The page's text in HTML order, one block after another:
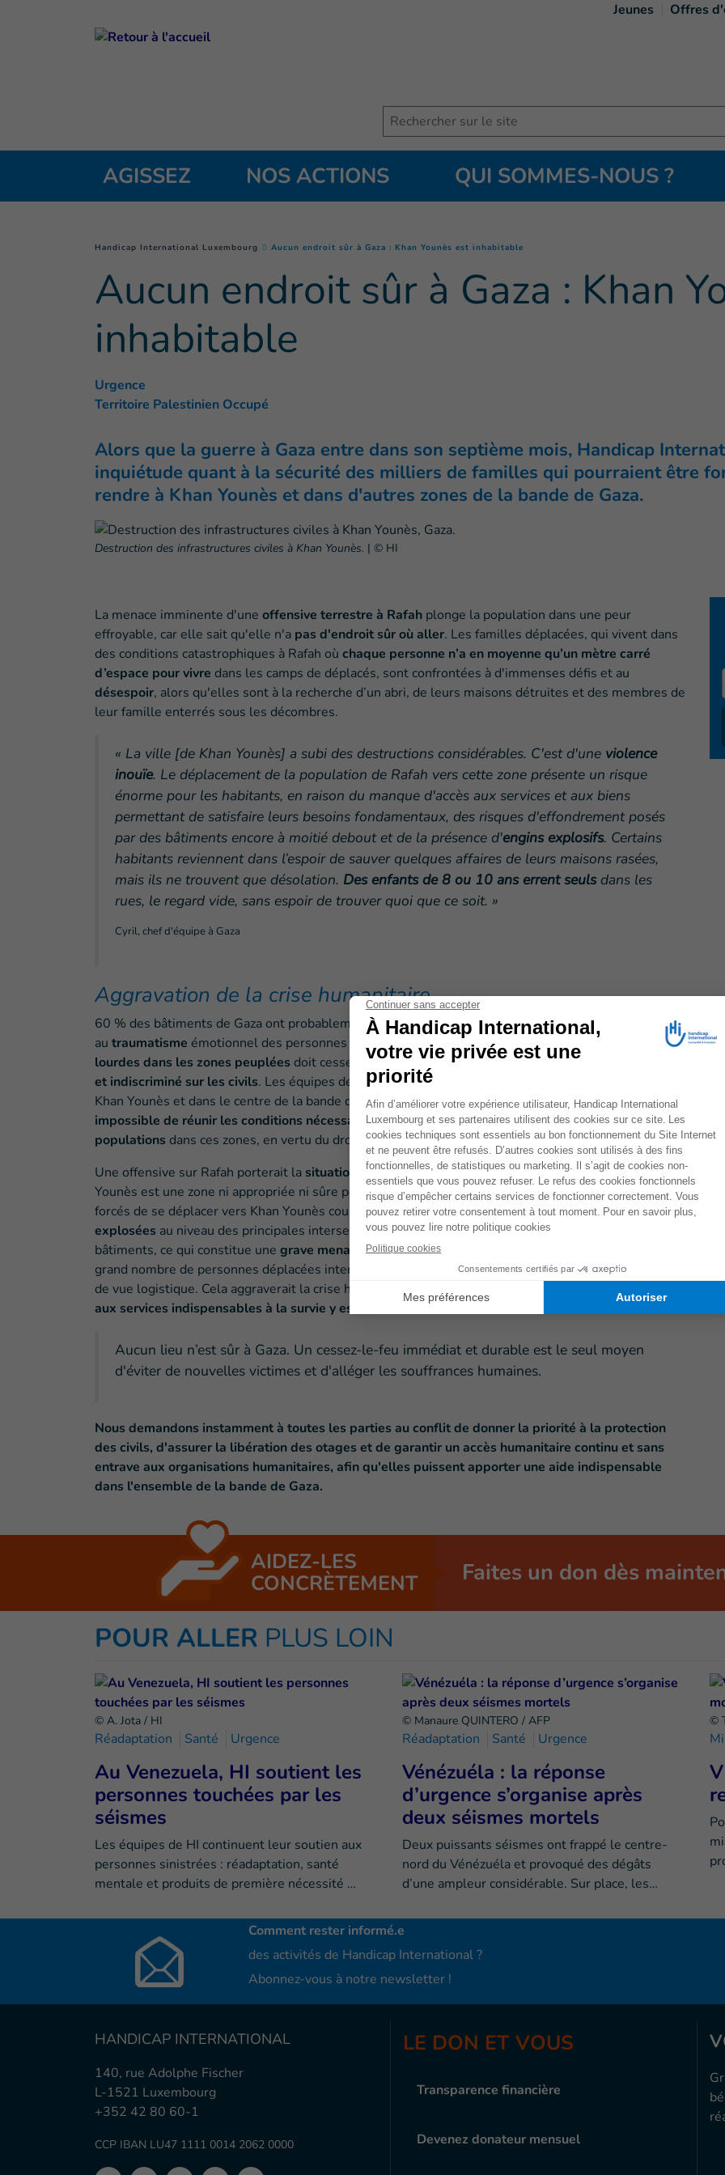
Jeunes Offres
Search
AGISSEZ
NOS ACTIONS QUI SOMMES-NOUS ?
You are here :
Handicap International Luxembourg Aucun endroit sûr à Gaza : Khan Younès est inhabitable
Aucun endroit sûr à Gaza : Khan
inhabitable
Urgence
Territoire Palestinien Occupé
Alors que la guerre à Gaza entre dans son septième mois, Handicap
inquiétude quant à la sécurité des milliers de familles qui pourraient être
rendre à Khan Younès et dans d'autres zones de la bande de Gaza.
Destruction des infrastructures civiles à Khan Younès. | © HI
La menace imminente d'une offensive terrestre à Rafah plonge la population dans une peur
effroyable, car elle sait qu'elle n'a pas d'endroit sûr où aller. Les familles déplacées, qui vivent dans
des conditions catastrophiques à Rafah où chaque personne n’a en moyenne qu’un mètre carré
d’espace pour vivre dans les camps de déplacés, sont confrontées à d'immenses défis et au
désespoir, alors qu'elles sont à la recherche d’un abri, de leurs maisons détruites et des membres de
leur famille enterrés sous les décombres.
« La ville [de Khan Younès] a subi des destructions considérables. C'est d'une violence
inouïe. Le déplacement de la population de Rafah vers cette zone présente un risque
énorme pour les habitants, en raison du manque d'accès aux services et aux biens
permettant de satisfaire leurs besoins fondamentaux, des risques d'effondrement posés
par des bâtiments encore à moitié debout et de la présence d'engins explosifs. Certains
habitants reviennent dans l’espoir de sauver quelques affaires de leurs maisons rasées,
mais ils ne trouvent que désolation. Des enfants de 8 ou 10 ans errent seulsdans les
rues, le regard vide, sans espoir de trouver quoi que ce soit. »
Cyril, chef d'équipe à Gaza
Aggravation de la crise humanitaire
60 % des bâtiments de Gaza ont probablement été endommagés ou détruits, ce qui ne fait qu’ajouter
au traumatisme émotionnel des personnes qui y reviennent.
L'utilisation d'armes explosives
lourdes dans les zones peuplées doit cesser immédiatement, car elles ont unimpact systématique
et indiscriminé sur les civils. Les équipes de Handicap International ont effectué plusieurs visites à
Khan Younès et dans le centre de la bande de Gaza ces dernières semaines : elles attestent qu’il est
impossible de réunir les conditions nécessaires à une évacuation ou à une réinstallation sûres des
populations dans ces zones, en vertu du droit international humanitaire.
Une offensive sur Rafah porterait la situation catastrophique à un niveau sans précédent. Khan
Younès est une zone ni appropriée ni sûre pour l'évacuation des civils de Rafah. De plus, des civils
forcés de se déplacer vers Khan Younès courraient le risque de se heurter à desmunitions non
explosées au niveau des principales intersections routières et à l'intérieur des écoles et des
bâtiments, ce qui constitue une grave menace pour leur vie. En outre, l'accueil à Khan Younès d'un
grand nombre de personnes déplacées internes en provenance de Rafah n'est pas réaliste d'un point
de vue logistique. Cela aggraverait la crise humanitaire, d'autant plus que
l'accès aux ressources et
aux services indispensables à la survie y est très limité
Aucun lieu n’est sûr à Gaza. Un cessez-le-feu immédiat et durable est le seul moyen
d'éviter de nouvelles victimes et d'alléger les souffrances humaines.
Nous demandons instamment à toutes les parties au conflit de donner la priorité à la protection
des civils, d'assurer la libération des otages et de garantir un accès humanitaire continu et sans
entrave aux organisations humanitaires, afin qu'elles puissent apporter une aide indispensable
dans l'ensemble de la bande de Gaza.
AIDEZ-LES
CONCRÈTEMENT Faites un don dès
POUR ALLER PLUS LOIN
© A. Jota / HI
Réadaptation Santé Urgence
Au Venezuela, HI soutient les
personnes touchées par les
séismes
Les équipes de HI continuent leur soutien aux
personnes sinistrées : réadaptation, santé
mentale et produits de première nécessité …
© Manaure QUINTERO / AFP
Réadaptation Santé Urgence
Vénézuéla : la réponse
d’urgence s’organise après
deux séismes mortels
Deux puissants séismes ont frappé le centre-
nord du Vénézuéla et provoqué des dégâts
d’une ampleur considérable. Sur place, les…
©
Comment rester informé.e
des activités de Handicap International ?
Abonnez-vous à notre newsletter !
HANDICAP INTERNATIONAL
140, rue Adolphe Fischer
L-1521 Luxembourg
+352 42 80 60-1
CCP IBAN LU47 1111 0014 2062 0000
LE DON ET VOUS
Transparence financière
Devenez donateur mensuel